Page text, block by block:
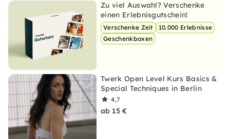
Zu viel Auswahl? Verschenke
einen Erlebnisgutschein!
Verschenke Zeit
10.000 Erlebnisse
Geschenkboxen
Twerk Open Level Kurs Basics &
Special Techniques in Berlin
4,7
ab 15 €